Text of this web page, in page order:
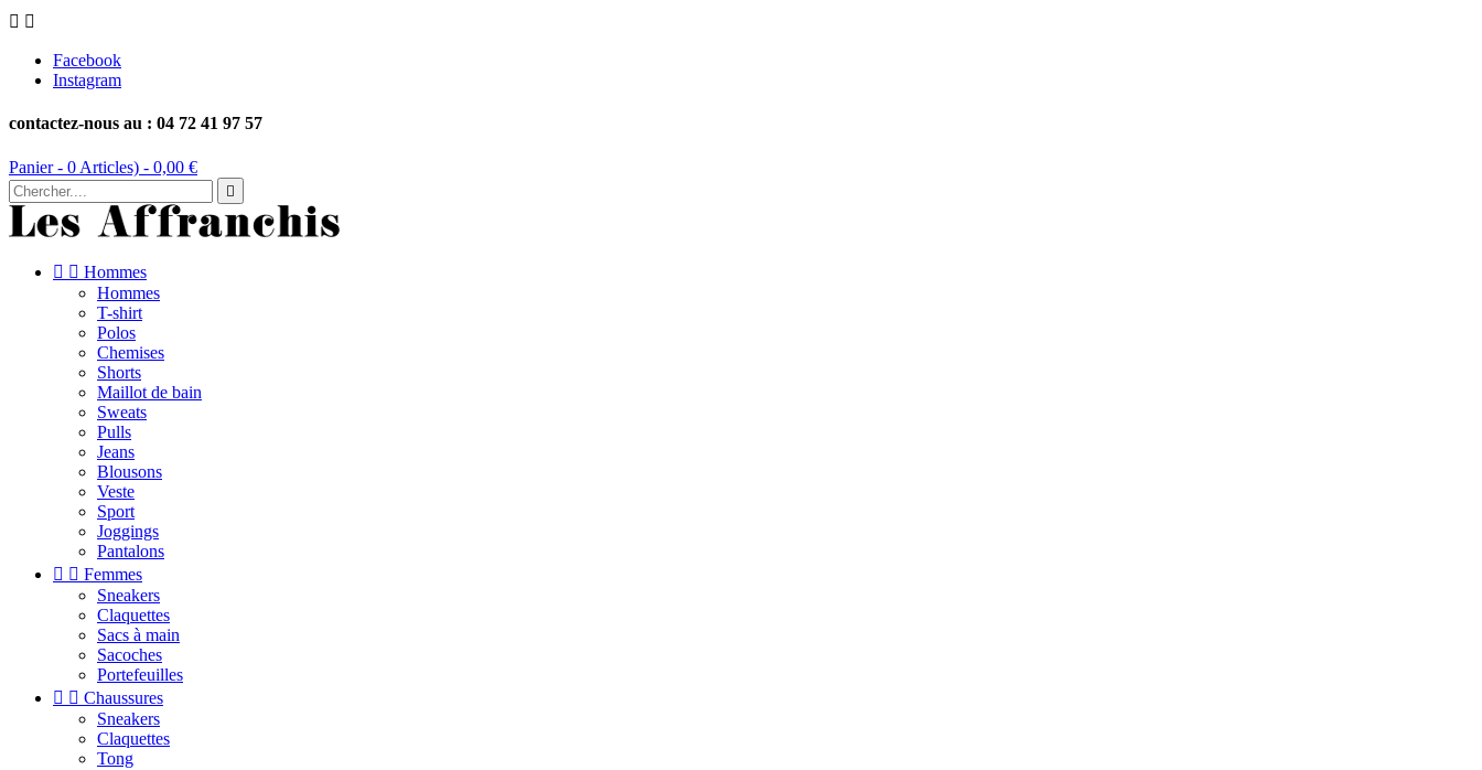
 
Facebook
Instagram
contactez-nous au : 04 72 41 97 57
Panier - 0 Articles) - 0,00 €

  Hommes
Hommes
T-shirt
Polos
Chemises
Shorts
Maillot de bain
Sweats
Pulls
Jeans
Blousons
Veste
Sport
Joggings
Pantalons
  Femmes
Sneakers
Claquettes
Sacs à main
Sacoches
Portefeuilles
  Chaussures
Sneakers
Claquettes
Tong